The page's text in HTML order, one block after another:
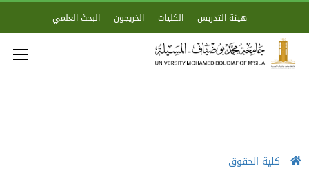
هيئة التدريس الكليات الخريجون البحث العلمي
كلية الحقوق